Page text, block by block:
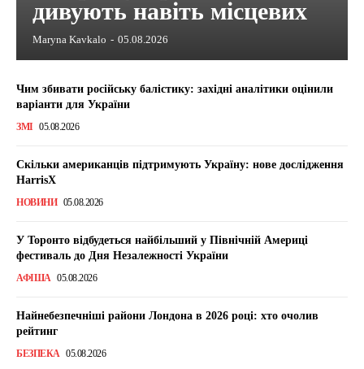
дивують навіть місцевих
Maryna Kavkalo - 05.08.2026
Чим збивати російську балістику: західні аналітики оцінили
варіанти для України
ЗМІ 05.08.2026
Скільки американців підтримують Україну: нове дослідження
HarrisX
НОВИНИ 05.08.2026
У Торонто відбудеться найбільший у Північній Америці
фестиваль до Дня Незалежності України
АФІША 05.08.2026
Найнебезпечніші райони Лондона в 2026 році: хто очолив
рейтинг
БЕЗПЕКА 05.08.2026